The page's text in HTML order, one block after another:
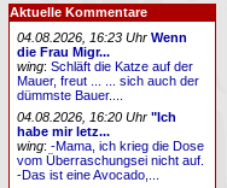
Aktuelle Kommentare
04.08.2026, 16:23 Uhr Wenn
die Frau Migr...
wing:Schläft die Katze auf der
Mauer, freut ... ... sich auch der
dümmste Bauer....
04.08.2026, 16:20 Uhr "Ich
habe mir letz...
wing:-Mama, ich krieg die Dose
vom Überraschungsei nicht auf.
-Das ist eine Avocado,...